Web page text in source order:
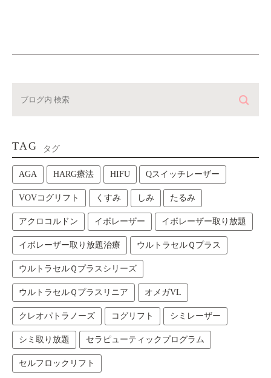
TAG タグ
AGA HARG療法 HIFU Qスイッチレーザー
VOVコグリフト くすみ しみ たるみ
アクロコルドン イボレーザー イボレーザー取り放題
イボレーザー取り放題治療 ウルトラセルＱプラス
ウルトラセルＱプラスシリーズ
ウルトラセルＱプラスリニア オメガVL
クレオパトラノーズ コグリフト シミレーザー
シミ取り放題 セラピューティックプログラム
セルフロックリフト